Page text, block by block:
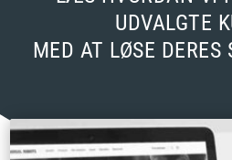
UDVALGTE
MED AT LØSE DERES